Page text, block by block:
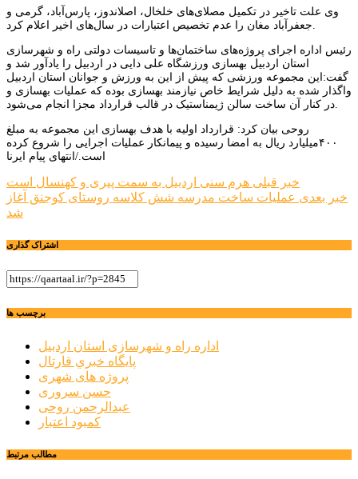
وی علت تاخیر در تکمیل مصلای‌های خلخال، اصلاندوز، پارس‌آباد، گرمی و
جعفرآباد مغان را عدم تخصیص اعتبارات در سال‌های اخیر اعلام کرد.
رئیس اداره اجرای پروژه‌های ساختمان‌ها و تاسیسات دولتی راه و شهرسازی
استان اردبیل بهسازی ورزشگاه علی دایی در اردبیل را یادآور شد و
گفت:این مجموعه ورزشی که پیش از این به ورزش و جوانان استان اردبیل
واگذار شده به دلیل شرایط خاص نیازمند بهسازی بوده که عملیات بهسازی و
در کنار آن ساخت سالن ژیمناستیک در قالب قرارداد مجزا انجام می‌شود.
روحی بیان کرد: قرارداد اولیه با هدف بهسازی این مجموعه به مبلغ
۴۰۰میلیارد ریال به امضا رسیده و پیمانکار عملیات اجرایی را شروع کرده
است./انتهای پیام ایرنا
راهبری
نوشته
خبر قبلی هرم سنی اردبیل به سمت پیری و کهنسال است
خبر بعدی عملیات ساخت مدرسه شش کلاسه روستای کوجنق آغاز
شد
اشتراک گذاری
برچسب ها
اداره راه و شهرسازی استان اردبیل
پايگاه خبري قارتال
پروژه های شهری
حسن سروری
عبدالرحمن روحی
کمبود اعتبار
مطالب مرتبط